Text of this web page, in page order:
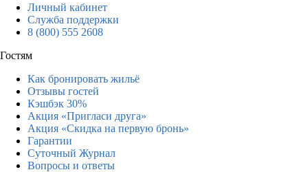
Личный кабинет
Служба поддержки
8 (800) 555 2608
Гостям
Как бронировать жильё
Отзывы гостей
Кэшбэк 30%
Акция «Пригласи друга»
Акция «Скидка на первую бронь»
Гарантии
Суточный Журнал
Вопросы и ответы